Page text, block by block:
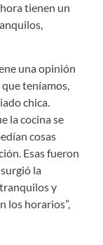
tienen un
una opinión
que teníamos,
chica.
la cocina se
cosas
Esas fueron
la
y
los horarios”,